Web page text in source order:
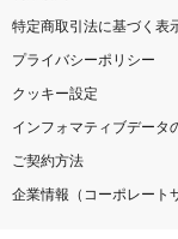
特定商取引法に基づく表
プライバシーポリシー
クッキー設定
インフォマティブデータ
ご契約方法
企業情報（コーポレート